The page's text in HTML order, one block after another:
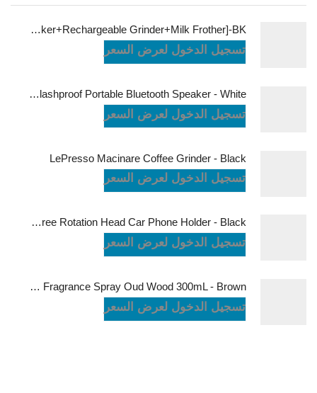
LePresso Brewology Coffee Kit [Espresso Maker+Rechargeable Grinder+Milk Frother]-BK
تسجيل الدخول لعرض السعر
JBL Charge6 Splashproof Portable Bluetooth Speaker - White
تسجيل الدخول لعرض السعر
LePresso Macinare Coffee Grinder - Black
تسجيل الدخول لعرض السعر
Powerology Logan Magsafe 360 Degree Rotation Head Car Phone Holder - Black
تسجيل الدخول لعرض السعر
Green Lion Fragrance Spray Oud Wood 300mL - Brown
تسجيل الدخول لعرض السعر